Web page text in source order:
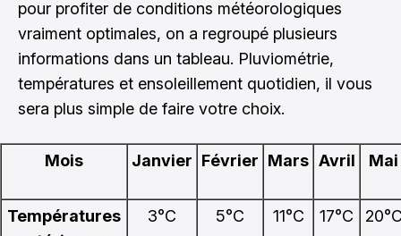
pour profiter de conditions météorologiques
vraiment optimales, on a regroupé plusieurs
informations dans un tableau. Pluviométrie,
températures et ensoleillement quotidien, il vous
sera plus simple de faire votre choix.
Mois Janvier Février Mars Avril Mai
Températures
3°C 5°C 11°C 17°C